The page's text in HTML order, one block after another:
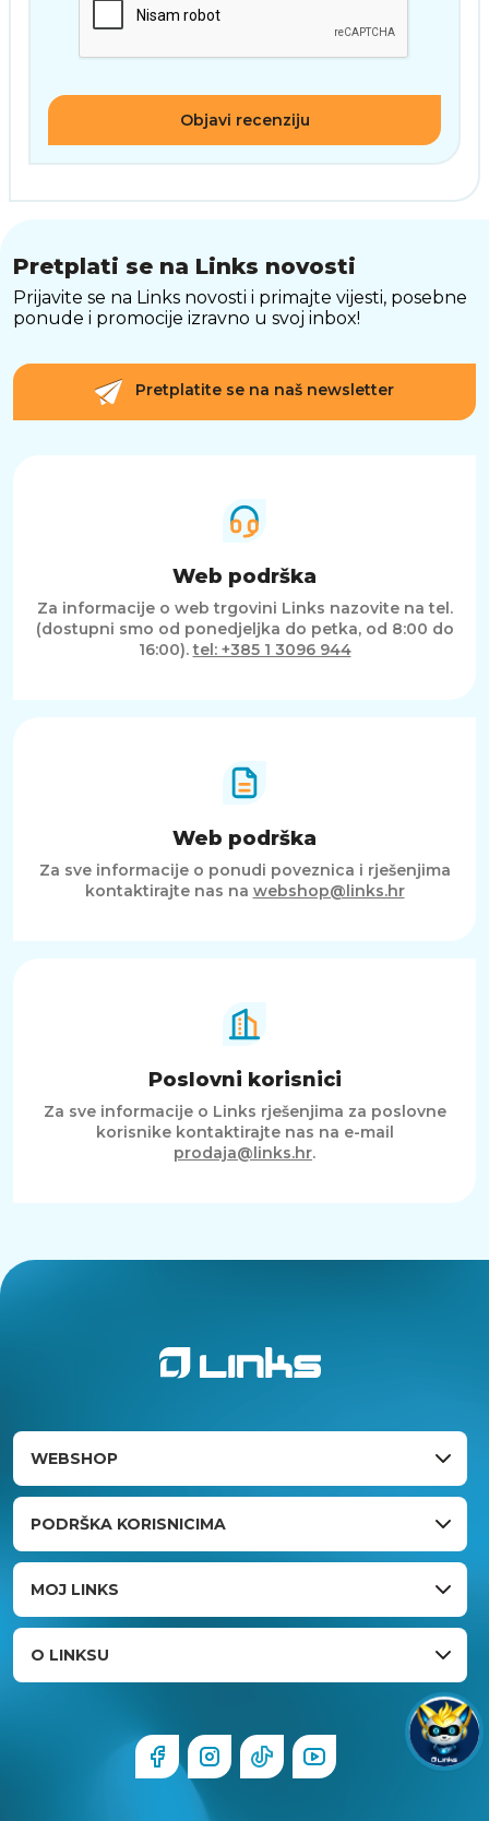
Objavi recenziju
Pretplati se na Links novosti
Prijavite se na Links novosti i primajte vijesti, posebne
ponude i promocije izravno u svoj inbox!
Pretplatite se na naš newsletter
Web podrška
Za informacije o web trgovini Links nazovite na tel.
(dostupni smo od ponedjeljka do petka, od 8:00 do
16:00).tel: +385 1 3096 944
Web podrška
Za sve informacije o ponudi poveznica i rješenjima
kontaktirajte nas na webshop@links.hr
Poslovni korisnici
Za sve informacije o Links rješenjima za poslovne
korisnike kontaktirajte nas na e-mail
prodaja@links.hr.
WEBSHOP
PODRŠKA KORISNICIMA
MOJ LINKS
O LINKSU